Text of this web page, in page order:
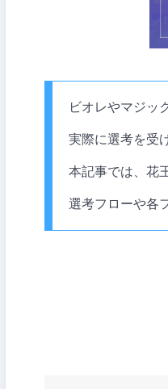
ビオレやマジッ
実際に選考を受
本記事では、花
選考フローや各